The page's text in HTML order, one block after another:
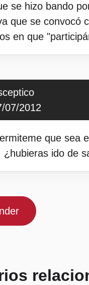
se hizo bando
que se convocó
en que
07/2012
que sea
¿hubieras ido de